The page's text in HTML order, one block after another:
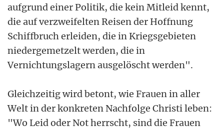
aufgrund einer Politik, die kein Mitleid kennt,
die auf verzweifelten Reisen der Hoffnung
Schiffbruch erleiden, die in Kriegsgebieten
niedergemetzelt werden, die in
Vernichtungslagern ausgelöscht werden".
Gleichzeitig wird betont, wie Frauen in aller
Welt in der konkreten Nachfolge Christi leben:
"Wo Leid oder Not herrscht, sind die Frauen